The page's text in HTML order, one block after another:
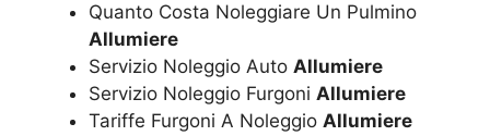
Quanto Costa Noleggiare Un Pulmino
Allumiere
Servizio Noleggio Auto Allumiere
Servizio Noleggio Furgoni Allumiere
Tariffe Furgoni A Noleggio Allumiere